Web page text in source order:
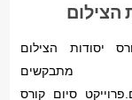
הצילום
יסודות הצילום
מתבקשים
סיום קורס